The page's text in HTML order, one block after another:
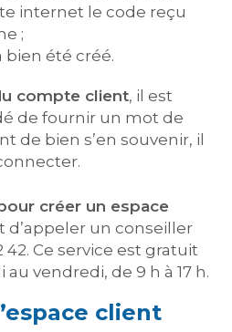
internet le code reçu
;
bien été créé.
compte client, il est
de fournir un mot de
de bien s’en souvenir, il
créer un espace
d’appeler un conseiller
42. Ce service est gratuit
vendredi, de 9 h à 17 h.
client